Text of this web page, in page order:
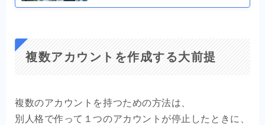
複数アカウントを作成する大前提
複数のアカウントを持つための方法は、
別人格で作って１つのアカウントが停止したときに、